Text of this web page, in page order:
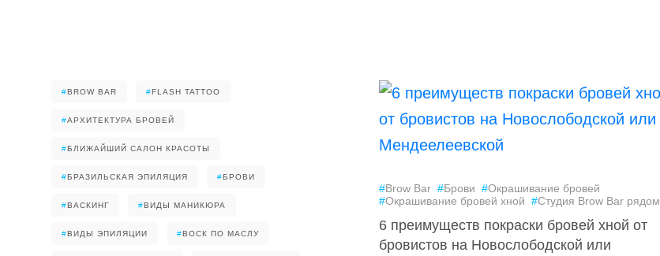
#BROW BAR #FLASH TATTOO
#АРХИТЕКТУРА БРОВЕЙ
#БЛИЖАЙШИЙ САЛОН КРАСОТЫ
#БРАЗИЛЬСКАЯ ЭПИЛЯЦИЯ #БРОВИ
#ВАСКИНГ #ВИДЫ МАНИКЮРА
#ВИДЫ ЭПИЛЯЦИИ #ВОСК ПО МАСЛУ
#Brow Bar #Брови #Окрашивание бровей
#Окрашивание бровей хной #Студия Brow Bar рядом
6 преимуществ покраски бровей хной от
бровистов на Новослободской или